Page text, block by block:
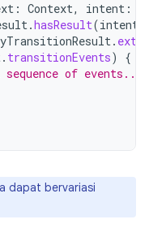
: Context, intent :
.hasResult(intent
.
. transitionEvents)
{
of events....
dapat bervariasi